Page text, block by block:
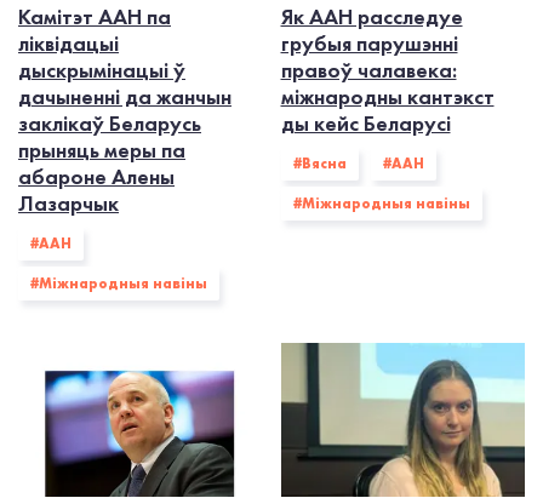
Камітэт ААН па
ліквідацыі
дыскрымінацыі ў
дачыненні да жанчын
заклікаў Беларусь
прыняць меры па
абароне Алены
Лазарчык
#ААН
#Міжнародныя навіны
Як ААН расследуе
грубыя парушэнні
правоў чалавека:
міжнародны кантэкст
ды кейс Беларусі
#Вясна #ААН
#Міжнародныя навіны